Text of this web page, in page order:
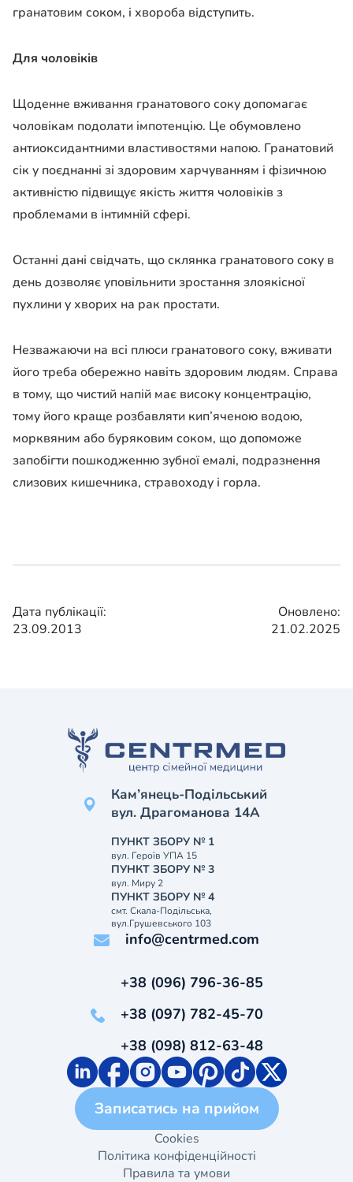
гранатовим соком, і хвороба відступить.
Для чоловіків
Щоденне вживання гранатового соку допомагає
чоловікам подолати імпотенцію. Це обумовлено
антиоксидантними властивостями напою. Гранатовий
сік у поєднанні зі здоровим харчуванням і фізичною
активністю підвищує якість життя чоловіків з
проблемами в інтимній сфері.
Останні дані свідчать, що склянка гранатового соку в
день дозволяє уповільнити зростання злоякісної
пухлини у хворих на рак простати.
Незважаючи на всі плюси гранатового соку, вживати
його треба обережно навіть здоровим людям. Справа
в тому, що чистий напій має високу концентрацію,
тому його краще розбавляти кип’яченою водою,
морквяним або буряковим соком, що допоможе
запобігти пошкодженню зубної емалі, подразнення
слизових кишечника, стравоходу і горла.
Дата публікації:
23.09.2013
Оновлено:
21.02.2025
Кам’янець-Подільський
вул. Драгоманова 14А
ПУНКТ ЗБОРУ № 1
вул. Героїв УПА 15
ПУНКТ ЗБОРУ № 3
вул. Миру 2
ПУНКТ ЗБОРУ № 4
смт. Скала-Подільська,
вул.Грушевського 103
info@centrmed.com
+38 (096) 796-36-85
+38 (097) 782-45-70
+38 (098) 812-63-48
Записатись на прийом
Cookies
Політика конфіденційності
Правила та умови